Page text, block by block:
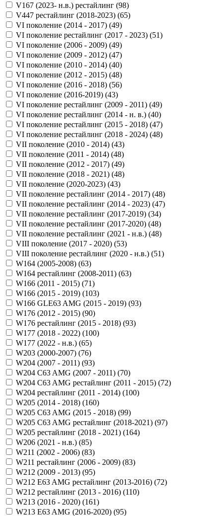
V167 (2023- н.в.) рестайлинг (98)
V447 рестайлинг (2018-2023) (65)
VI поколение (2014 - 2017) (49)
VI поколение рестайлинг (2017 - 2023) (51)
VI поколение (2006 - 2009) (49)
VI поколение (2009 - 2012) (47)
VI поколение (2010 - 2014) (40)
VI поколение (2012 - 2015) (48)
VI поколение (2016 - 2018) (56)
VI поколение (2016-2019) (43)
VI поколение рестайлинг (2009 - 2011) (49)
VI поколение рестайлинг (2014 - н. в.) (40)
VI поколение рестайлинг (2015 - 2018) (47)
VI поколение рестайлинг (2018 - 2024) (48)
VII поколение (2010 - 2014) (43)
VII поколение (2011 - 2014) (48)
VII поколение (2012 - 2017) (49)
VII поколение (2018 - 2021) (48)
VII поколение (2020-2023) (43)
VII поколение рестайлинг (2014 - 2017) (48)
VII поколение рестайлинг (2014 - 2023) (47)
VII поколение рестайлинг (2017-2019) (34)
VII поколение рестайлинг (2017-2020) (48)
VII поколение рестайлинг (2021 - н.в.) (48)
VIII поколение (2017 - 2020) (53)
VIII поколение рестайлинг (2020 - н.в.) (51)
W164 (2005-2008) (63)
W164 рестайлинг (2008-2011) (63)
W166 (2011 - 2015) (71)
W166 (2015 - 2019) (103)
W166 GLE63 AMG (2015 - 2019) (93)
W176 (2012 - 2015) (90)
W176 рестайлинг (2015 - 2018) (93)
W177 (2018 - 2022) (100)
W177 (2022 - н.в.) (65)
W203 (2000-2007) (76)
W204 (2007 - 2011) (93)
W204 C63 AMG (2007 - 2011) (70)
W204 C63 AMG рестайлинг (2011 - 2015) (72)
W204 рестайлинг (2011 - 2014) (100)
W205 (2014 - 2018) (160)
W205 C63 AMG (2015 - 2018) (99)
W205 C63 AMG рестайлинг (2018-2021) (97)
W205 рестайлинг (2018 - 2021) (164)
W206 (2021 - н.в.) (85)
W211 (2002 - 2006) (83)
W211 рестайлинг (2006 - 2009) (83)
W212 (2009 - 2013) (95)
W212 E63 AMG рестайлинг (2013-2016) (72)
W212 рестайлинг (2013 - 2016) (110)
W213 (2016 - 2020) (161)
W213 E63 AMG (2016-2020) (95)